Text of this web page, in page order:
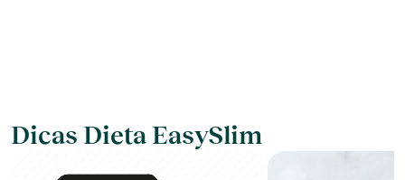
Dicas Dieta EasySlim